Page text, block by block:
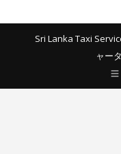
Sri Lanka Taxi
ャー